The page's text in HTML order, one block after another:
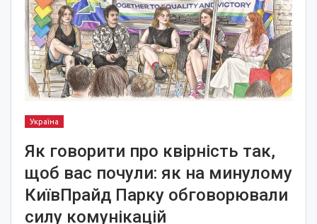
Україна
Як говорити про квірність так,
щоб вас почули: як на минулому
КиївПрайд Парку обговорювали
силу комунікацій